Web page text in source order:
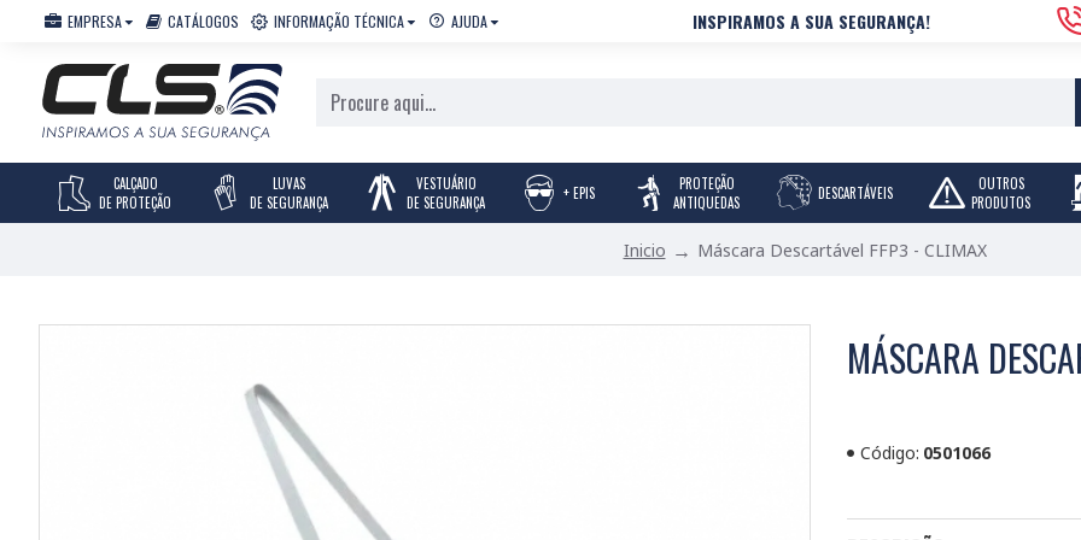
EMPRESA CATÁLOGOS INFORMAÇÃO TÉCNICA AJUDA INSPIRAMOS A SUA SEGURANÇA!
CALÇADO
DE PROTEÇÃO
LUVAS
DE SEGURANÇA
VESTUÁRIO
DE SEGURANÇA
+ EPIS
PROTEÇÃO
ANTIQUEDAS
DESCARTÁVEIS
OUTROS
PRODUTOS
Inicio Máscara Descartável FFP3 - CLIMAX
MÁSCARA
Código: 0501066